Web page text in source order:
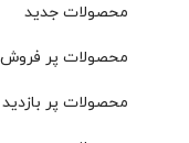
محصولات جدید
محصولات پر فروش
محصولات پر بازدید